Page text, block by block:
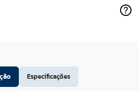
Especificações